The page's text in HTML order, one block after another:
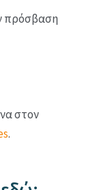
πρόσβαση
στον
.